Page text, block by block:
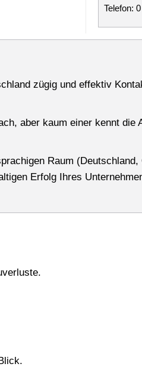
Telefon:
zügig und effektiv
aber kaum einer kennt die
Raum
Erfolg Ihres